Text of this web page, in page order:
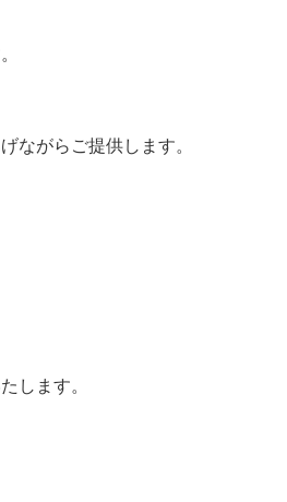
ながらご提供します。
します。